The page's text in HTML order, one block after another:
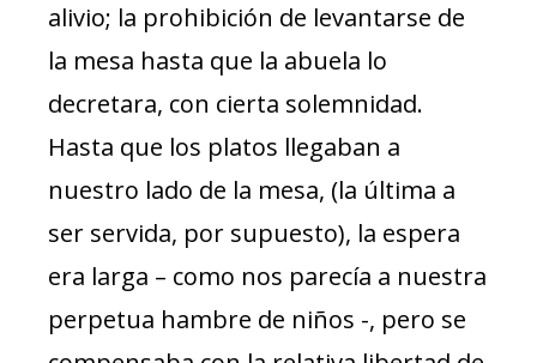
alivio; la prohibición de levantarse de
la mesa hasta que la abuela lo
decretara, con cierta solemnidad.
Hasta que los platos llegaban a
nuestro lado de la mesa, (la última a
ser servida, por supuesto), la espera
era larga – como nos parecía a nuestra
perpetua hambre de niños -, pero se